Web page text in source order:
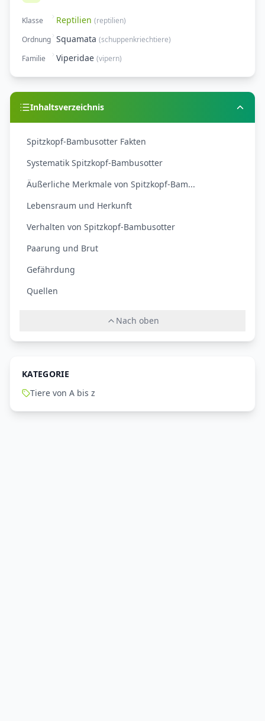
Klasse Reptilien (reptilien)
Ordnung Squamata (schuppenkriechtiere)
Familie
Viperidae (vipern)
Inhaltsverzeichnis
Spitzkopf-Bambusotter Fakten
Systematik Spitzkopf-Bambusotter
Äußerliche Merkmale von Spitzkopf-Bam...
Lebensraum und Herkunft
Verhalten von Spitzkopf-Bambusotter
Paarung und Brut
Gefährdung
Quellen
Nach oben
KATEGORIE
Tiere von A bis z